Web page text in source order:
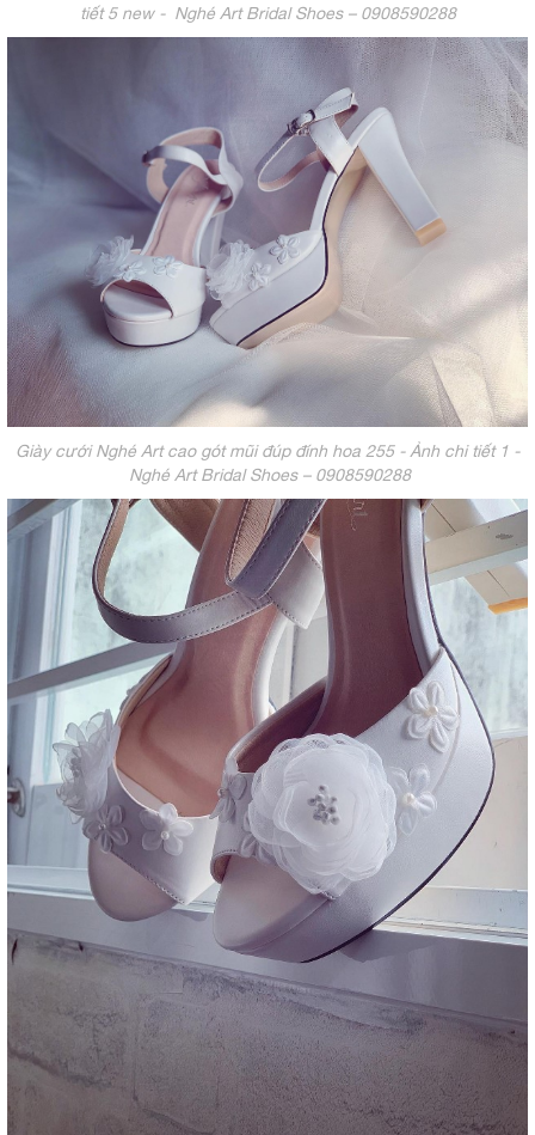
tiết 5 new - Nghé Art Bridal Shoes – 0908590288
Giày cưới Nghé Art cao gót mũi đúp đính hoa 255 - Ảnh chi tiết 1 -
Nghé Art Bridal Shoes – 0908590288